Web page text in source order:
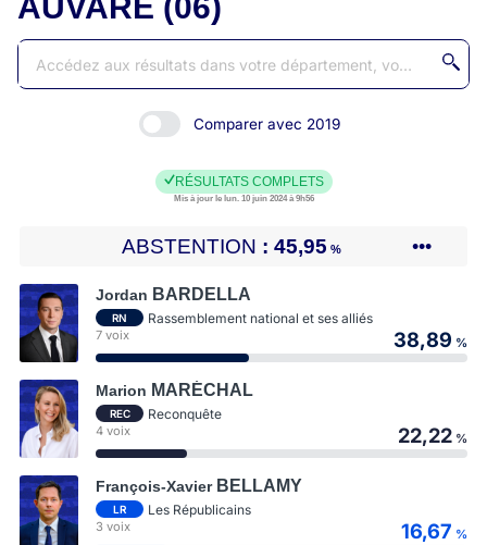
Comparer avec 2019
RÉSULTATS COMPLETS
Mis à jour le lun. 10 juin 2024 à 9h56
ABSTENTION 45,95 % •••
Jordan BARDELLA
RN Rassemblement national et ses alliés
7 voix 38,89 %
Marion MARÉCHAL
REC Reconquête
4 voix 22,22 %
François-Xavier BELLAMY
LR Les Républicains
3 voix 16,67 %